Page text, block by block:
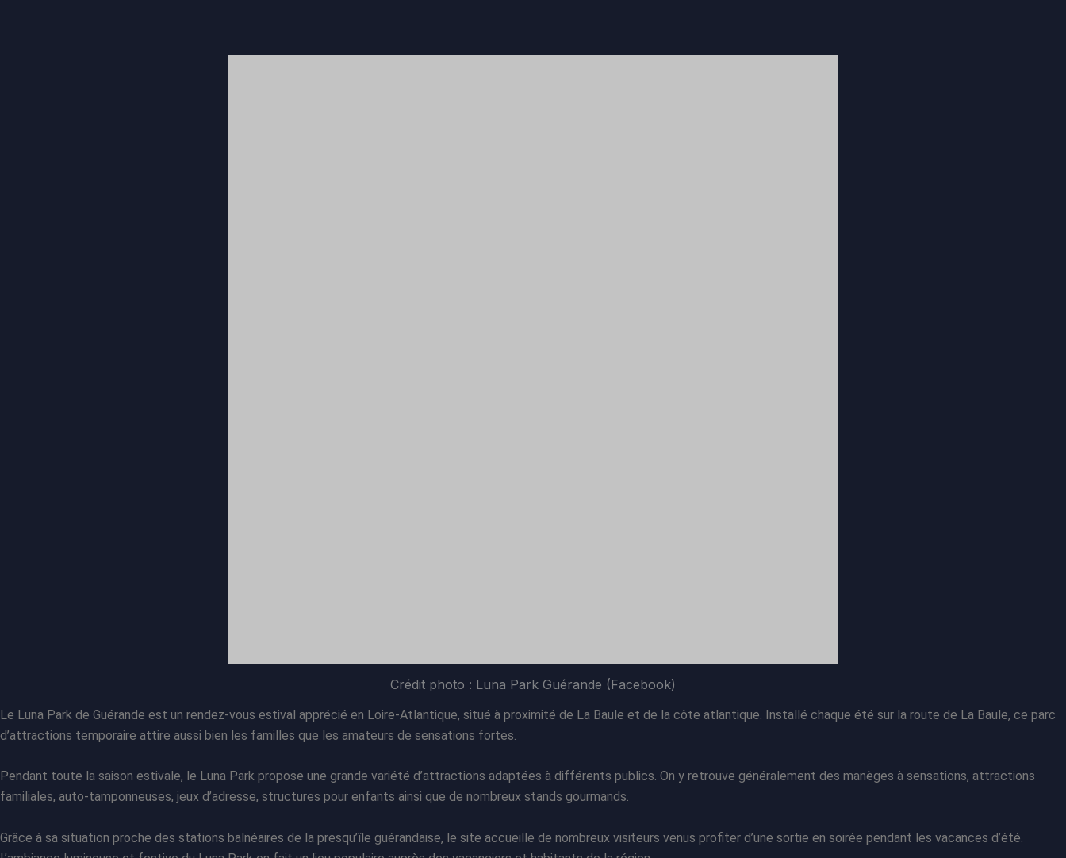
Crédit photo : Luna Park Guérande (Facebook)
Le Luna Park de Guérande est un rendez-vous estival apprécié en Loire-Atlantique, situé à proximité de La Baule et de la côte atlantique. Installé chaque été sur la route de La Baule, ce parc
d’attractions temporaire attire aussi bien les familles que les amateurs de sensations fortes.
Pendant toute la saison estivale, le Luna Park propose une grande variété d’attractions adaptées à différents publics. On y retrouve généralement des manèges à sensations, attractions
familiales, auto-tamponneuses, jeux d’adresse, structures pour enfants ainsi que de nombreux stands gourmands.
Grâce à sa situation proche des stations balnéaires de la presqu’île guérandaise, le site accueille de nombreux visiteurs venus profiter d’une sortie en soirée pendant les vacances d’été.